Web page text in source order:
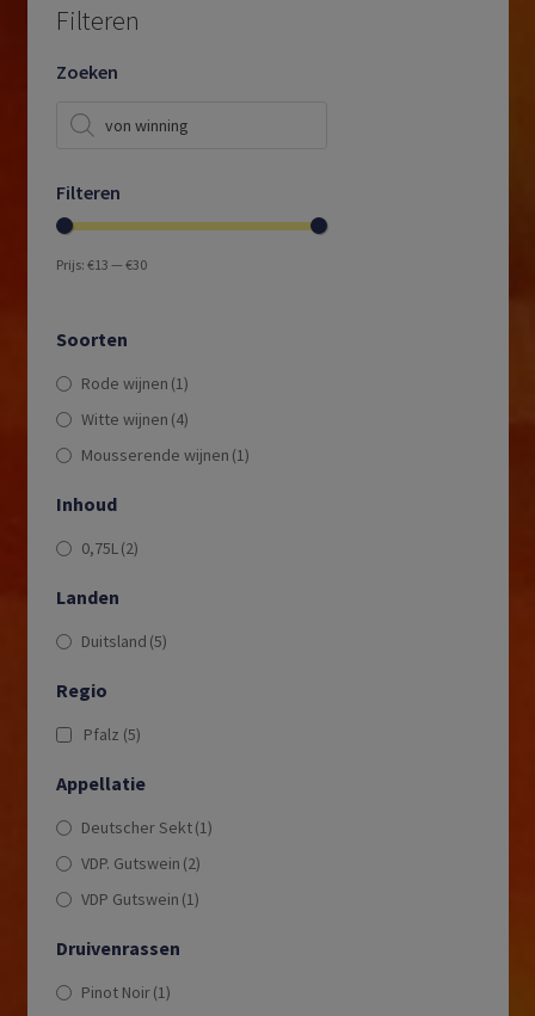
Filteren
Zoeken
zoeken
Filteren
Prijs: €13 — €30
Soorten
Rode wijnen (1)
Witte wijnen (4)
Mousserende wijnen (1)
Inhoud
0,75L(2)
Landen
Duitsland (5)
Regio
Pfalz (5)
Appellatie
Deutscher Sekt(1)
VDP. Gutswein (2)
VDP Gutswein (1)
Druivenrassen
Pinot Noir(1)